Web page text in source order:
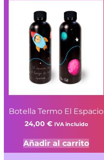
Botella Termo El Espacio
24,00 € IVA incluido
Añadir al carrito